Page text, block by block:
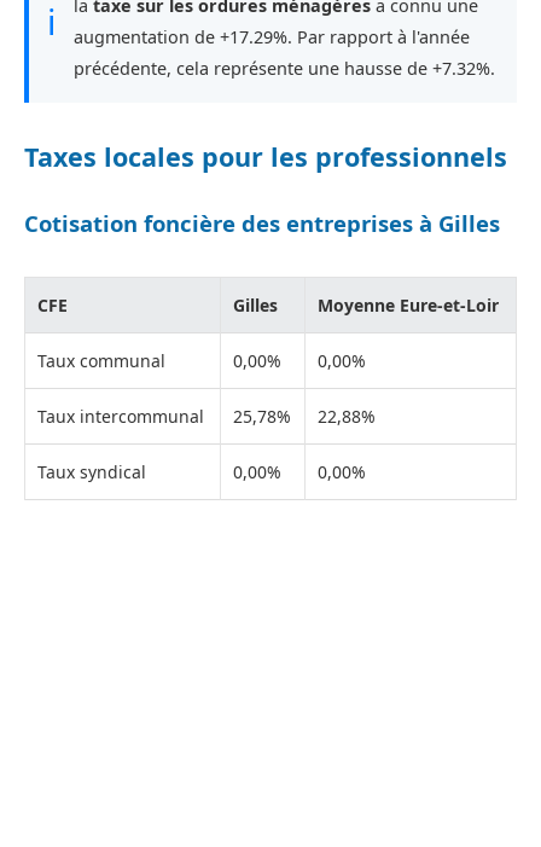
ℹ
la taxe sur les ordures ménagères a connu une
augmentation de +17.29%. Par rapport à l'année
précédente, cela représente une hausse de +7.32%.
Taxes locales pour les professionnels
Cotisation foncière des entreprises à Gilles
CFE Gilles Moyenne Eure-et-Loir
Taux communal 0,00% 0,00%
Taux intercommunal 25,78% 22,88%
Taux syndical 0,00% 0,00%